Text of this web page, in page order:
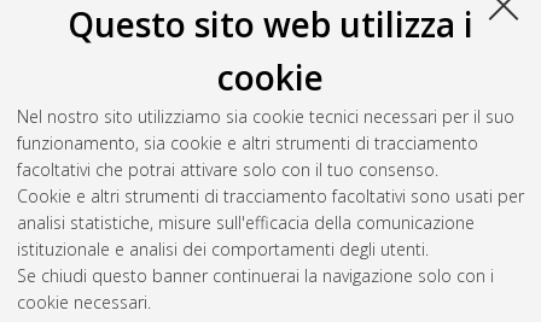
Questo sito web utilizza i
cookie
Nel nostro sito utilizziamo sia cookie tecnici necessari per il suo
funzionamento, sia cookie e altri strumenti di tracciamento
facoltativi che potrai attivare solo con il tuo consenso.
Cookie e altri strumenti di tracciamento facoltativi sono usati per
analisi statistiche, misure sull'efficacia della comunicazione
istituzionale e analisi dei comportamenti degli utenti.
Se chiudi questo banner continuerai la navigazione solo con i
cookie necessari.
Roveda, Fabio(2012)Numerical analysis of Dielectric Barrier
, [Dissertation thesis], Alma Mater Studiorum
Università di Bologna. Dottorato di ricerca in
elettrotecnica, 24 Ciclo. DOI
10.6092/unibo/amsdottorato/4572.
Questa lista e' stata generata ilSat Aug 8 20:37:47 2026
Atom